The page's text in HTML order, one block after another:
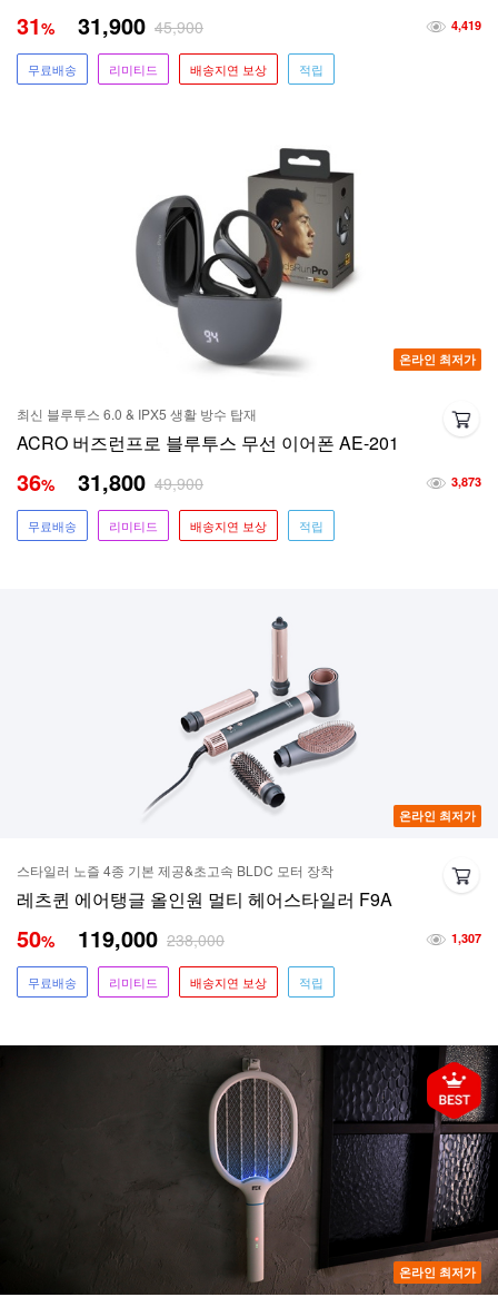
4,419
31% 31,900 45,900
무료배송 리미티드 배송지연 보상 적립
온라인 최저가
최신 블루투스 6.0 & IPX5 생활 방수 탑재
ACRO 버즈런프로 블루투스 무선 이어폰 AE-201
3,873
36% 31,800 49,900
무료배송 리미티드 배송지연 보상 적립
온라인 최저가
스타일러 노즐 4종 기본 제공&초고속 BLDC 모터 장착
레츠퀸 에어탱글 올인원 멀티 헤어스타일러 F9A
1,307
50% 119,000 238,000
무료배송 리미티드 배송지연 보상 적립
온라인 최저가